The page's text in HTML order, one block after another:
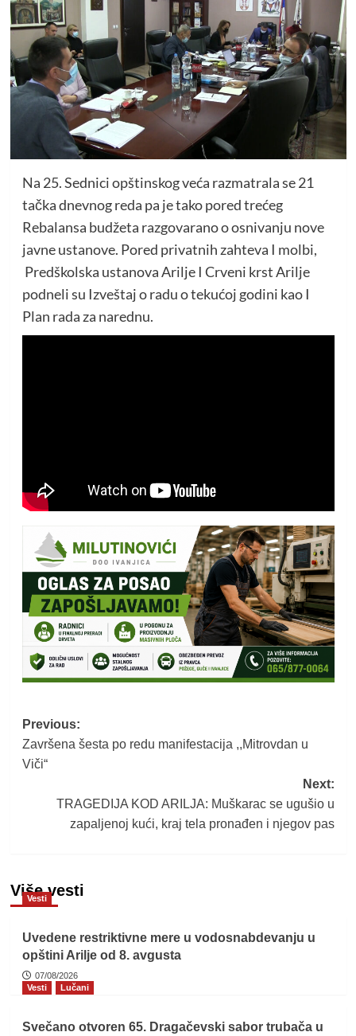
Na 25. Sednici opštinskog veća razmatrala se 21
tačka dnevnog reda pa je tako pored trećeg
Rebalansa budžeta razgovarano o osnivanju nove
javne ustanove. Pored privatnih zahteva I molbi,
Predškolska ustanova Arilje I Crveni krst Arilje
podneli su Izveštaj o radu o tekućoj godini kao I
Plan rada za narednu.
Post
navigation
Previous:
Završena šesta po redu manifestacija ,,Mitrovdan u
Viči“
Next:
TRAGEDIJA KOD ARILJA: Muškarac se ugušio u
zapaljenoj kući, kraj tela pronađen i njegov pas
Više vesti
Vesti
Uvedene restriktivne mere u vodosnabdevanju u
opštini Arilje od 8. avgusta
07/08/2026
Vesti
Lučani
Svečano otvoren 65. Dragačevski sabor trubača u